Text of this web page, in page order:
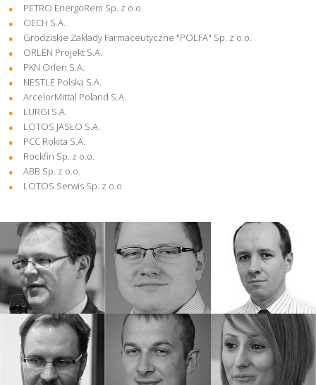
PETRO EnergoRem Sp. z o.o.
CIECH S.A.
Grodziskie Zakłady Farmaceutyczne "POLFA" Sp. z o.o.
ORLEN Projekt S.A.
PKN Orlen S.A.
NESTLE Polska S.A.
ArcelorMittal Poland S.A.
LURGI S.A.
LOTOS JASŁO S.A.
PCC Rokita S.A.
Rockfin Sp. z o.o.
ABB Sp. z o.o.
LOTOS Serwis Sp. z o.o.